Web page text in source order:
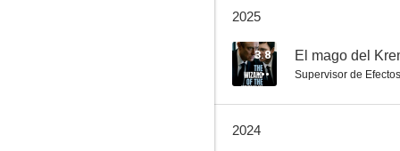
6.0
2025
3.8 El mago del
Supervisor de
2024